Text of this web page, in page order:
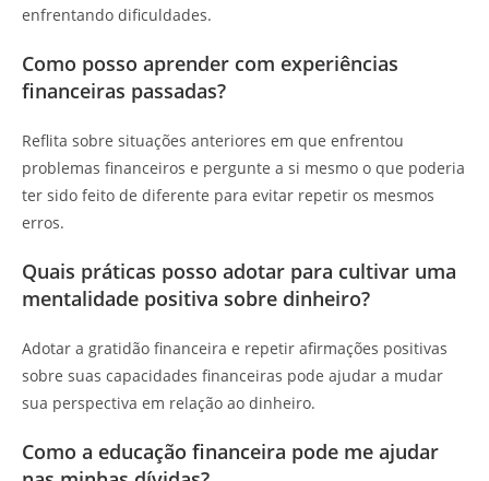
enfrentando dificuldades.
Como posso aprender com experiências
financeiras passadas?
Reflita sobre situações anteriores em que enfrentou
problemas financeiros e pergunte a si mesmo o que poderia
ter sido feito de diferente para evitar repetir os mesmos
erros.
Quais práticas posso adotar para cultivar uma
mentalidade positiva sobre dinheiro?
Adotar a gratidão financeira e repetir afirmações positivas
sobre suas capacidades financeiras pode ajudar a mudar
sua perspectiva em relação ao dinheiro.
Como a educação financeira pode me ajudar